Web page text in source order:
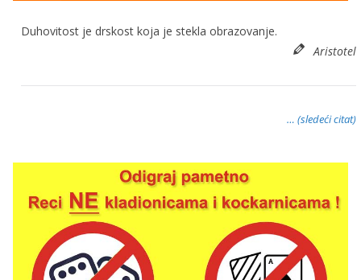
Duhovitost je drskost koja je stekla obrazovanje.
Aristotel
… (sledeći citat)